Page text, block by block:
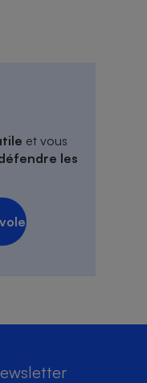
et vous
les